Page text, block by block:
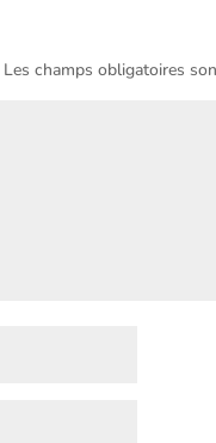
Les champs obligatoires